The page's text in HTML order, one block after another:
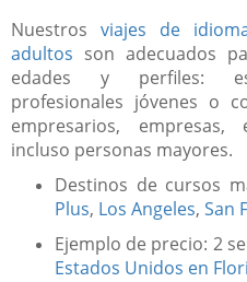
Nuestrosviajes de
adultos son adecuados
edades y perfiles:
profesionales jóvenes o
empresarios, empresas,
incluso personas mayores.
Destinos de cursos
Plus, Los Angeles, San
Ejemplo de precio: 2
Estados Unidos en